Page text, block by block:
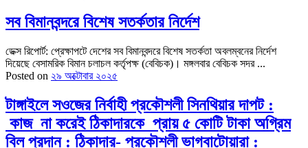
সব বিমানবন্দরে বিশেষ সতর্কতার নির্দেশ
ডেক্স রিপোর্ট: প্রেক্ষাপটে দেশের সব বিমানবন্দরে বিশেষ সতর্কতা অবলম্বনের নির্দেশ
দিয়েছে বেসামরিক বিমান চলাচল কর্তৃপক্ষ (বেবিচক)। মঙ্গলবার বেবিচক সদর ...
Posted on ২৯ অক্টোবার ২০২৫
টাঙ্গাইলে সওজের নির্বাহী প্রকৌশলী সিনথিয়ার দাপট :
কাজ না করেই ঠিকাদারকে প্রায় ৫ কোটি টাকা অগ্রিম
বিল প্রদান : ঠিকাদার- প্রকৌশলী ভাগবাটোয়ারা :